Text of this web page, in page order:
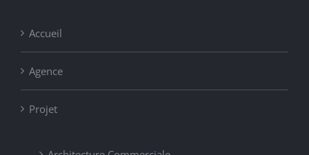
Accueil
Agence
Projet